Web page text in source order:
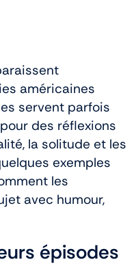
américaines
servent parfois
des réflexions
la solitude et les
exemples
les
avec humour,
épisodes